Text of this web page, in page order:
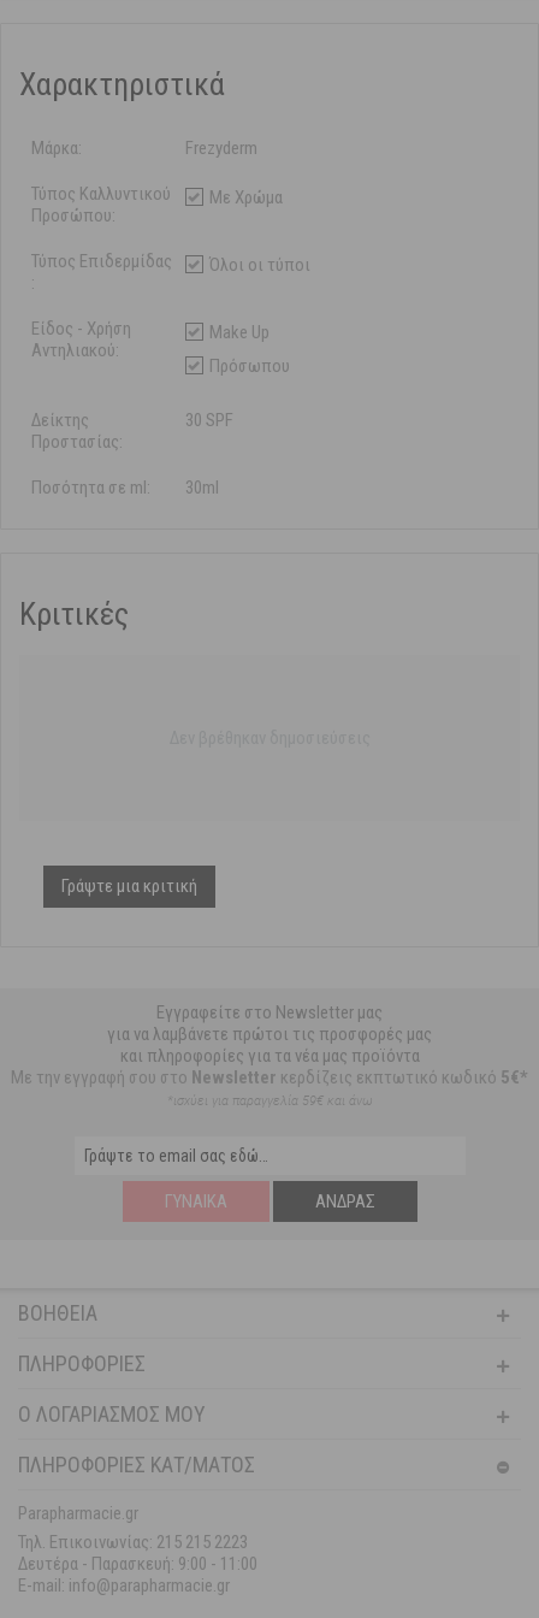
Χαρακτηριστικά
Μάρκα: Frezyderm
Τύπος Καλλυντικού
Προσώπου:
Με Χρώμα
Τύπος Επιδερμίδας
:
Όλοι οι τύποι
Είδος - Χρήση
Αντηλιακού:
Make Up
Πρόσωπου
Δείκτης
Προστασίας:
30 SPF
Ποσότητα σε ml: 30ml
Κριτικές
Γράψτε μια κριτική
Εγγραφείτε στο Newsletter μας
για να λαμβάνετε πρώτοι τις προσφορές μας
και πληροφορίες για τα νέα μας προϊόντα
Με την εγγραφή σου στο Newsletter κερδίζεις εκπτωτικό κωδικό 5€*
*ισχύει για παραγγελία 59€ και άνω
ΓΥΝΑΊΚΑ ΆΝΔΡΑΣ
ΒΟΉΘΕΙΑ
ΠΛΗΡΟΦΟΡΊΕΣ
Ο ΛΟΓΑΡΙΑΣΜΌΣ ΜΟΥ
ΠΛΗΡΟΦΟΡΙΕΣ ΚΑΤ/ΜΑΤΟΣ
Parapharmacie.gr
Τηλ. Επικοινωνίας: 215 215 2223
Δευτέρα - Παρασκευή: 9:00 - 11:00
E-mail: info@parapharmacie.gr